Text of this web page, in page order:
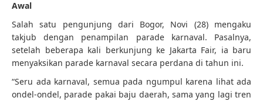
Awal
Salah satu pengunjung dari Bogor, Novi (28) mengaku
takjub dengan penampilan parade karnaval. Pasalnya,
setelah beberapa kali berkunjung ke Jakarta Fair, ia baru
menyaksikan parade karnaval secara perdana di tahun ini.
“Seru ada karnaval, semua pada ngumpul karena lihat ada
ondel-ondel, parade pakai baju daerah, sama yang lagi tren